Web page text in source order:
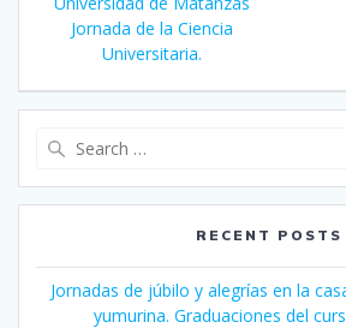
navigation
Jornada de la Ciencia
Universitaria.
RECENT POSTS
Jornadas de júbilo y alegrías en la
yumurina. Graduaciones del